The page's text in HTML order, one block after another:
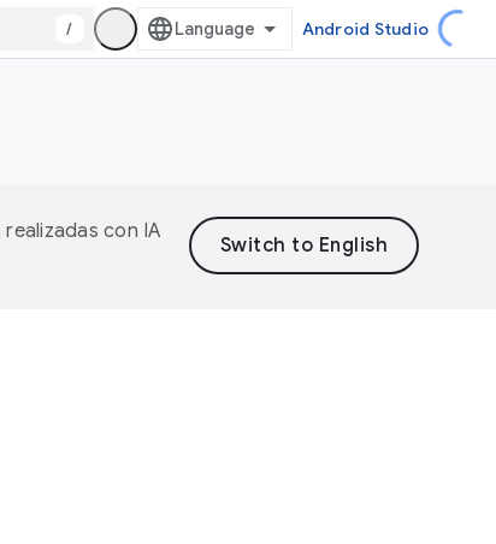
/ Android Studio
con IA